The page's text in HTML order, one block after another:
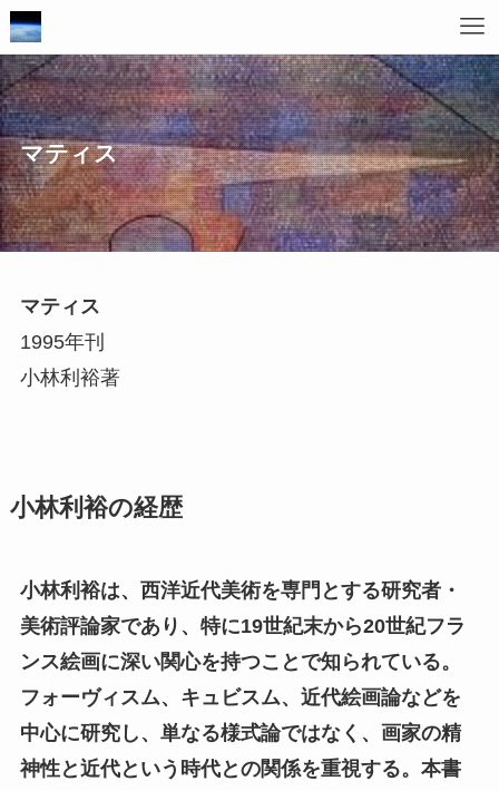
マティス
マティス
1995年刊
小林利裕著
小林利裕の経歴
小林利裕は、西洋近代美術を専門とする研究者・
美術評論家であり、特に19世紀末から20世紀フラ
ンス絵画に深い関心を持つことで知られている。
フォーヴィスム、キュビスム、近代絵画論などを
中心に研究し、単なる様式論ではなく、画家の精
神性と近代という時代との関係を重視する。本書